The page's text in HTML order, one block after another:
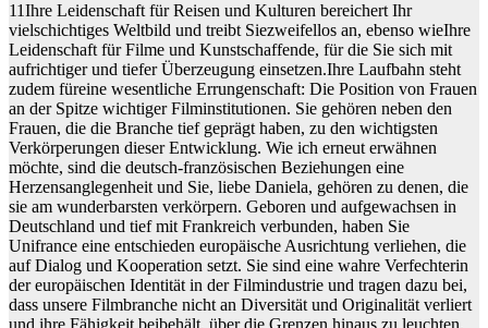
11Ihre Leidenschaft für Reisen und Kulturen bereichert Ihr
vielschichtiges Weltbild und treibt Siezweifellos an, ebenso wieIhre
Leidenschaft für Filme und Kunstschaffende, für die Sie sich mit
aufrichtiger und tiefer Überzeugung einsetzen.Ihre Laufbahn steht
zudem füreine wesentliche Errungenschaft: Die Position von Frauen
an der Spitze wichtiger Filminstitutionen. Sie gehören neben den
Frauen, die die Branche tief geprägt haben, zu den wichtigsten
Verkörperungen dieser Entwicklung. Wie ich erneut erwähnen
möchte, sind die deutsch-französischen Beziehungen eine
Herzensanglegenheit und Sie, liebe Daniela, gehören zu denen, die
sie am wunderbarsten verkörpern. Geboren und aufgewachsen in
Deutschland und tief mit Frankreich verbunden, haben Sie
Unifrance eine entschieden europäische Ausrichtung verliehen, die
auf Dialog und Kooperation setzt. Sie sind eine wahre Verfechterin
der europäischen Identität in der Filmindustrie und tragen dazu bei,
dass unsere Filmbranche nicht an Diversität und Originalität verliert